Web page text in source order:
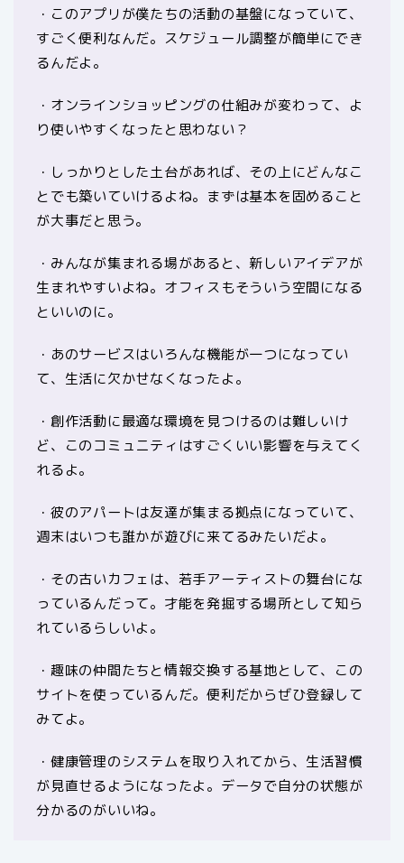
・このアプリが僕たちの活動の基盤になっていて、
すごく便利なんだ。スケジュール調整が簡単にでき
るんだよ。
・オンラインショッピングの仕組みが変わって、よ
り使いやすくなったと思わない？
・しっかりとした土台があれば、その上にどんなこ
とでも築いていけるよね。まずは基本を固めること
が大事だと思う。
・みんなが集まれる場があると、新しいアイデアが
生まれやすいよね。オフィスもそういう空間になる
といいのに。
・あのサービスはいろんな機能が一つになってい
て、生活に欠かせなくなったよ。
・創作活動に最適な環境を見つけるのは難しいけ
ど、このコミュニティはすごくいい影響を与えてく
れるよ。
・彼のアパートは友達が集まる拠点になっていて、
週末はいつも誰かが遊びに来てるみたいだよ。
・その古いカフェは、若手アーティストの舞台にな
っているんだって。才能を発掘する場所として知ら
れているらしいよ。
・趣味の仲間たちと情報交換する基地として、この
サイトを使っているんだ。便利だからぜひ登録して
みてよ。
・健康管理のシステムを取り入れてから、生活習慣
が見直せるようになったよ。データで自分の状態が
分かるのがいいね。